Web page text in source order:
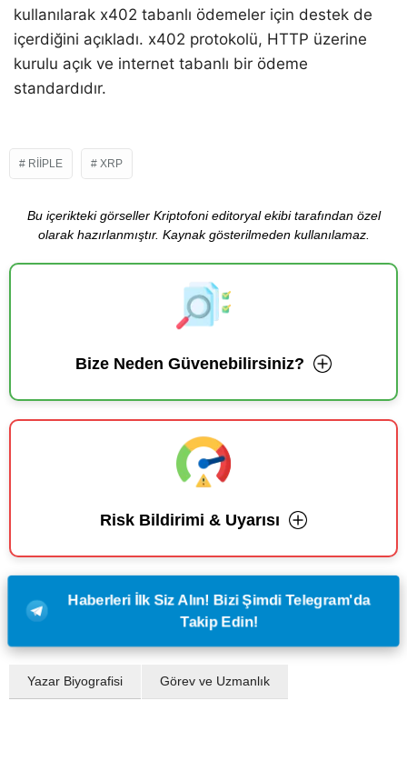
kullanılarak x402 tabanlı ödemeler için destek de
içerdiğini açıkladı. x402 protokolü, HTTP üzerine
kurulu açık ve internet tabanlı bir ödeme
standardıdır.
RIIPLE XRP
Bu içerikteki görseller Kriptofoni editoryal ekibi tarafından özel
olarak hazırlanmıştır. Kaynak gösterilmeden kullanılamaz.
Bize Neden Güvenebilirsiniz?
Risk Bildirimi & Uyarısı
Haberleri İlk Siz Alın! Bizi Şimdi Telegram'da
Takip Edin!
Yazar Biyografisi Görev ve Uzmanlık